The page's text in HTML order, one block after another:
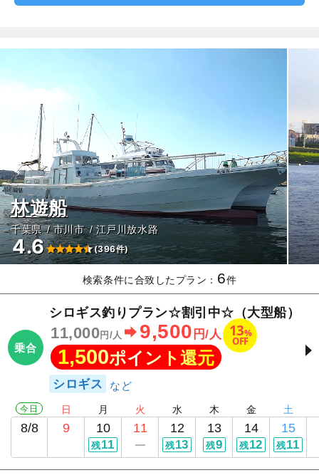
林遊船
千葉県 市川市 江戸川放水路
4.6 (396件)
検索条件に合致したプラン： 6件
乗合
シロギス釣りプラン☆割引中☆（大型船）
11,000 円/人 9,500 円/人 13%
OFF
1,500ポイント還元
シロギス
今日
8/8
日
9
月
10
残11
火
11
水
12
残13
木
13
残9
金
14
残12
土
15
残11